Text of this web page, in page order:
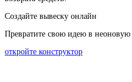
Создайте вывеску онлайн
Превратите свою идею в неоновую
откройте конструктор